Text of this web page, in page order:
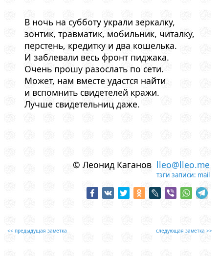
В ночь на субботу украли зеркалку,
зонтик, травматик, мобильник, читалку,
перстень, кредитку и два кошелька.
И заблевали весь фронт пиджака.
Очень прошу разослать по сети.
Может, нам вместе удастся найти
и вспомнить свидетелей кражи.
Лучше свидетельниц даже.
© Леонид Каганов lleo@lleo.me
тэги записи: mail
<< предыдущая заметка следующая заметка >>